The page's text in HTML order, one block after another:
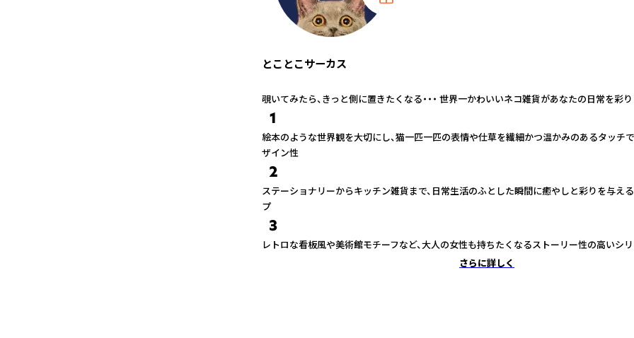
とことこサーカス
覗いてみたら、きっと側に置きたくなる・・・ 世界一かわいいネコ雑貨があなたの日常を彩り
1
絵本のような世界観を大切にし、猫一匹一匹の表情や仕草を繊細かつ温かみのあるタッチ
ザイン性
2
ステーショナリーからキッチン雑貨まで、日常生活のふとした瞬間に癒やしと彩りを与え
プ
3
レトロな看板風や美術館モチーフなど、大人の女性も持ちたくなるストーリー性の高いシ
さらに詳しく